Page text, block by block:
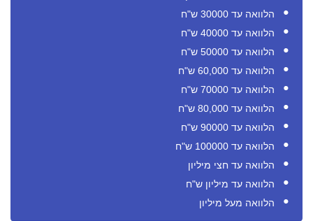
הלוואה עד 30000 ש"ח
הלוואה עד 40000 ש"ח
הלוואה עד 50000 ש"ח
הלוואה עד 60,000 ש"ח
הלוואה עד 70000 ש"ח
הלוואה עד 80,000 ש"ח
הלוואה עד 90000 ש"ח
הלוואה עד 100000 ש"ח
הלוואה עד חצי מיליון
הלוואה עד מיליון ש"ח
הלוואה מעל מיליון